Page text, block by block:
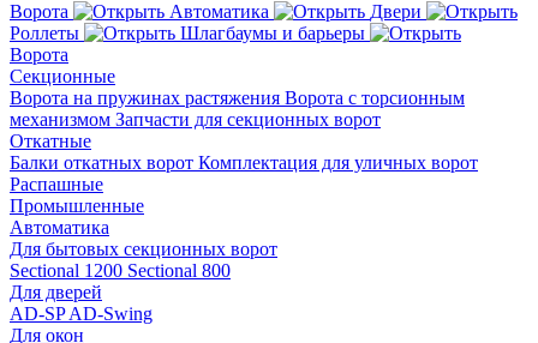
Ворота Автоматика
Двери
Роллеты
Шлагбаумы и барьеры
Ворота
Секционные
Ворота на пружинах растяжения Ворота с торсионным
механизмом Запчасти для секционных ворот
Откатные
Балки откатных ворот Комплектация для уличных ворот
Распашные
Промышленные
Автоматика
Для бытовых секционных ворот
Sectional 1200 Sectional 800
Для дверей
AD-SPAD-Swing
Для окон